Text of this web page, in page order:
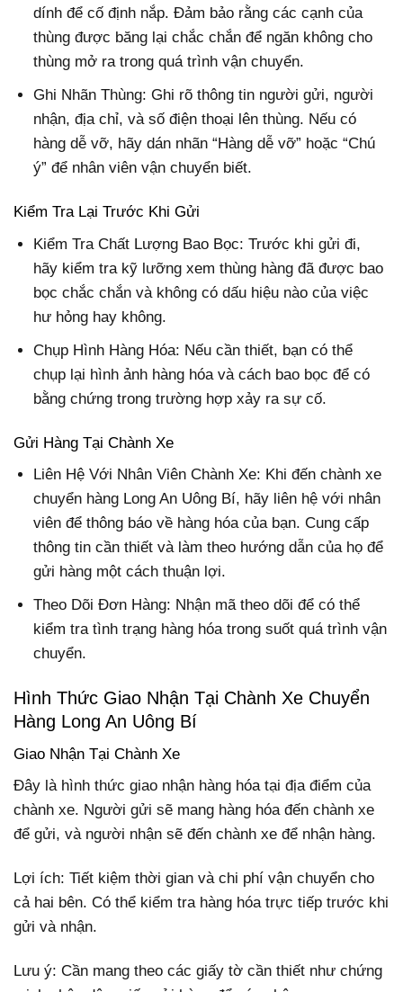
dính để cố định nắp. Đảm bảo rằng các cạnh của
thùng được băng lại chắc chắn để ngăn không cho
thùng mở ra trong quá trình vận chuyển.
Ghi Nhãn Thùng: Ghi rõ thông tin người gửi, người
nhận, địa chỉ, và số điện thoại lên thùng. Nếu có
hàng dễ vỡ, hãy dán nhãn “Hàng dễ vỡ” hoặc “Chú
ý” để nhân viên vận chuyển biết.
Kiểm Tra Lại Trước Khi Gửi
Kiểm Tra Chất Lượng Bao Bọc: Trước khi gửi đi,
hãy kiểm tra kỹ lưỡng xem thùng hàng đã được bao
bọc chắc chắn và không có dấu hiệu nào của việc
hư hỏng hay không.
Chụp Hình Hàng Hóa: Nếu cần thiết, bạn có thể
chụp lại hình ảnh hàng hóa và cách bao bọc để có
bằng chứng trong trường hợp xảy ra sự cố.
Gửi Hàng Tại Chành Xe
Liên Hệ Với Nhân Viên Chành Xe: Khi đến chành xe
chuyển hàng Long An Uông Bí, hãy liên hệ với nhân
viên để thông báo về hàng hóa của bạn. Cung cấp
thông tin cần thiết và làm theo hướng dẫn của họ để
gửi hàng một cách thuận lợi.
Theo Dõi Đơn Hàng: Nhận mã theo dõi để có thể
kiểm tra tình trạng hàng hóa trong suốt quá trình vận
chuyển.
Hình Thức Giao Nhận Tại Chành Xe Chuyển
Hàng Long An Uông Bí
Giao Nhận Tại Chành Xe
Đây là hình thức giao nhận hàng hóa tại địa điểm của
chành xe. Người gửi sẽ mang hàng hóa đến chành xe
để gửi, và người nhận sẽ đến chành xe để nhận hàng.
Lợi ích: Tiết kiệm thời gian và chi phí vận chuyển cho
cả hai bên. Có thể kiểm tra hàng hóa trực tiếp trước khi
gửi và nhận.
Lưu ý: Cần mang theo các giấy tờ cần thiết như chứng